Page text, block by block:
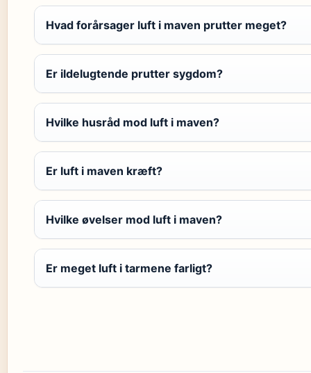
Hvad forårsager luft i maven prutter meget?
Er ildelugtende prutter sygdom?
Hvilke husråd mod luft i maven?
Er luft i maven kræft?
Hvilke øvelser mod luft i maven?
Er meget luft i tarmene farligt?